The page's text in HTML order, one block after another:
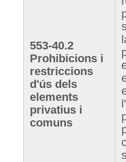
553-40.2
Prohibicions i
restriccions
d'ús dels
elements
privatius i
comuns